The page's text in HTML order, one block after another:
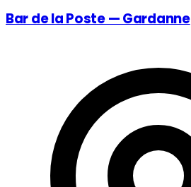
Bar de la Poste — Gardanne